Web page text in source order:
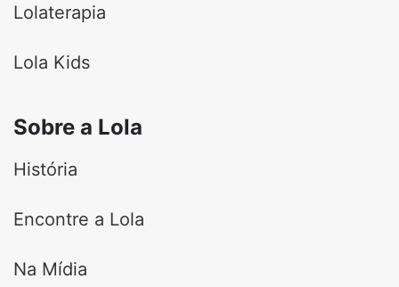
Lolaterapia
Lola Kids
Sobre a Lola
História
Encontre a Lola
Na Mídia